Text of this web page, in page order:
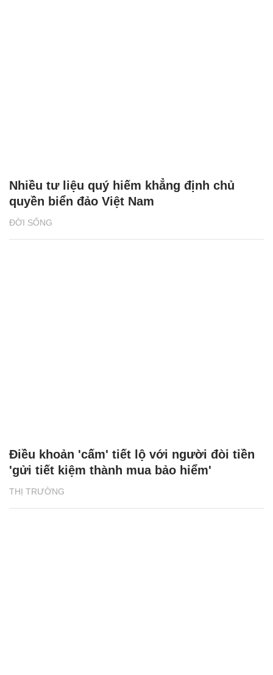
ĐỜI SỐNG
Nhiều tư liệu quý hiếm khẳng định chủ
quyền biển đảo Việt Nam
THỊ TRƯỜNG
Điều khoản 'cấm' tiết lộ với người đòi tiền
'gửi tiết kiệm thành mua bảo hiểm'